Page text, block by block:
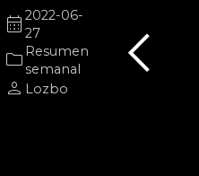
calendar_month 2022-06-
27
folder Resumen
semanal
person Lozbo chevron_left